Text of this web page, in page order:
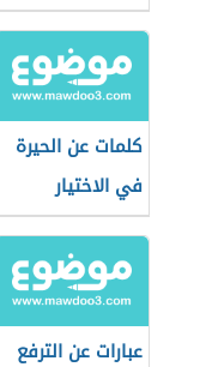
كلمات عن الحيرة
في الاختيار
عبارات عن الترفع